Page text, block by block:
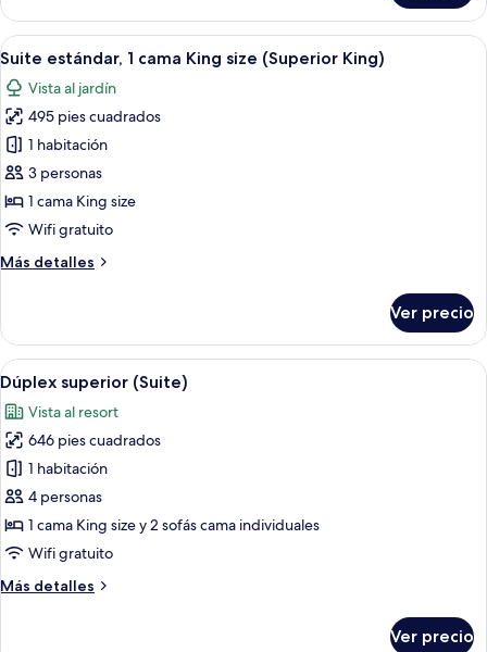
y
sofá
cama
superior,
cama
King
size
y
sofá
cama
Abrir
todas
las
fotos
de
Suite
estándar,
1
King
King)
Habitación de hotel con cama,
8
Suite estándar, 1 cama King size (Superior King)
Vista al jardín
495 pies cuadrados
1 habitación
3 personas
1 cama King size
Wifi gratuito
Más detalles
Más
estándar,
cama
King
size
(Superior
King)
Ver precio
Abrir
todas
las
fotos
de
Dúplex
superior
(Suite)
Una sala moderna con una escalera,
6
Dúplex superior (Suite)
Vista al resort
646 pies cuadrados
1 habitación
4 personas
1 cama King size y 2 sofás cama individuales
Wifi gratuito
Más detalles
Más
Ver precio